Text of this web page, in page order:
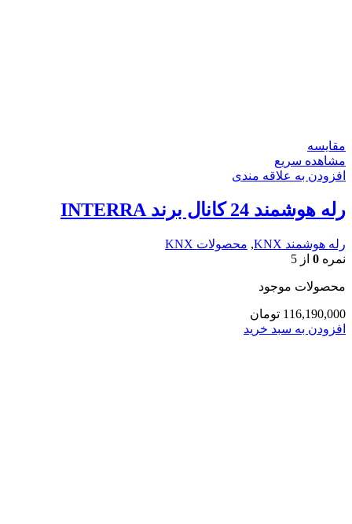
مقایسه
مشاهده سریع
افزودن به علاقه مندی
رله هوشمند 24 کانال برند INTERRA
رله هوشمند KNX , محصولات KNX
نمره 0 از 5
محصولات موجود
116,190,000 تومان
افزودن به سبد خرید